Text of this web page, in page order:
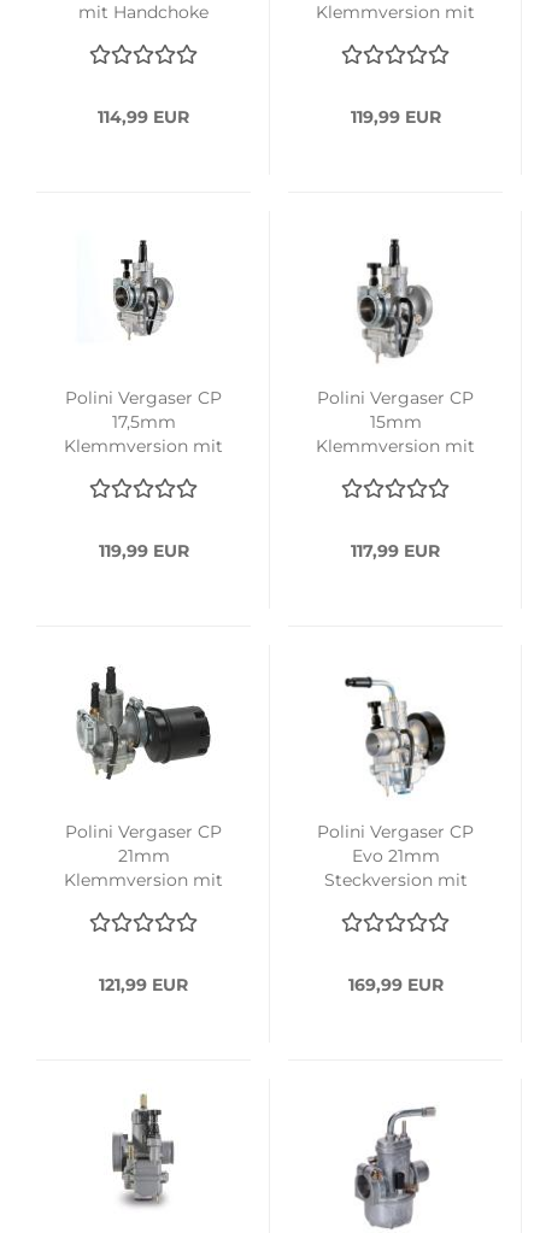
mit Handchoke
114,99 EUR
Klemmversion mit
119,99 EUR
Polini Vergaser CP
17,5mm
Klemmversion mit
119,99 EUR
Polini Vergaser CP
15mm
Klemmversion mit
117,99 EUR
Polini Vergaser CP
21mm
Klemmversion mit
121,99 EUR
Polini Vergaser CP
Evo 21mm
Steckversion mit
169,99 EUR